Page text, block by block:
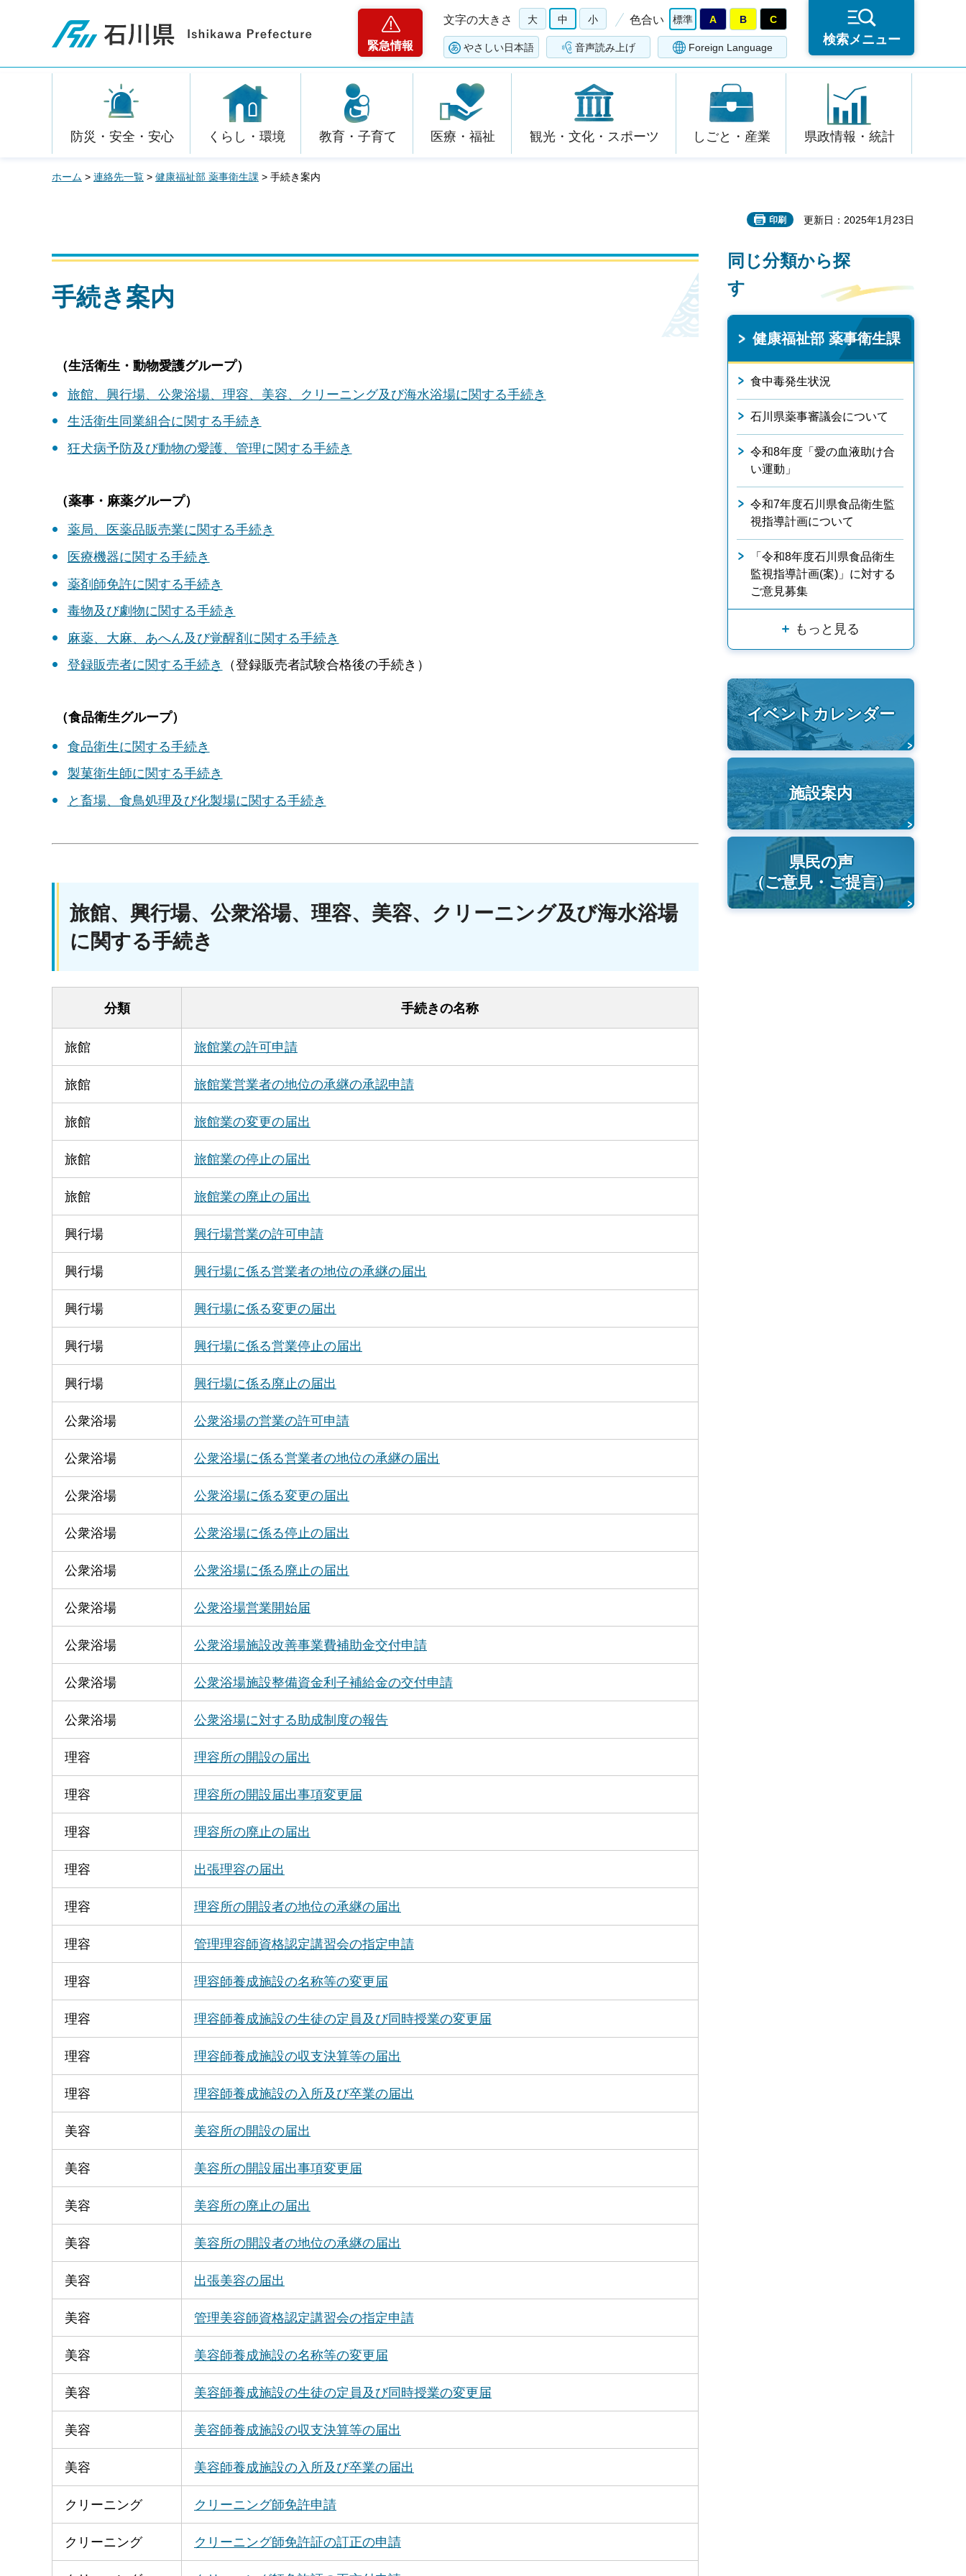
石川県
緊急情報
文字の大きさ 大 中 小 色合い 標準 A B C
やさしい日本語 音声読み上げ Foreign Language
検索メニュー
防災・安全・安心 くらし・環境 教育・子育て 医療・福祉 観光・文化・スポーツ しごと・産業 県政情報・統計
ホーム > 連絡先一覧 > 健康福祉部 薬事衛生課 > 手続き案内
印刷 更新日：2025年1月23日
手続き案内
（生活衛生・動物愛護グループ）
旅館、興行場、公衆浴場、理容、美容、クリーニング及び海水浴場に関する手続き
生活衛生同業組合に関する手続き
狂犬病予防及び動物の愛護、管理に関する手続き
（薬事・麻薬グループ）
薬局、医薬品販売業に関する手続き
医療機器に関する手続き
薬剤師免許に関する手続き
毒物及び劇物に関する手続き
麻薬、大麻、あへん及び覚醒剤に関する手続き
登録販売者に関する手続き
（登録販売者試験合格後の手続き）
（食品衛生グループ）
食品衛生に関する手続き
製菓衛生師に関する手続き
と畜場、食鳥処理及び化製場に関する手続き
旅館、興行場、公衆浴場、理容、美容、クリーニング及び海水浴場
に関する手続き
分類 手続きの名称
旅館 旅館業の許可申請
旅館 旅館業営業者の地位の承継の承認申請
旅館 旅館業の変更の届出
旅館 旅館業の停止の届出
旅館 旅館業の廃止の届出
興行場 興行場営業の許可申請
興行場 興行場に係る営業者の地位の承継の届出
興行場 興行場に係る変更の届出
興行場 興行場に係る営業停止の届出
興行場 興行場に係る廃止の届出
公衆浴場 公衆浴場の営業の許可申請
公衆浴場 公衆浴場に係る営業者の地位の承継の届出
公衆浴場 公衆浴場に係る変更の届出
公衆浴場 公衆浴場に係る停止の届出
公衆浴場 公衆浴場に係る廃止の届出
公衆浴場 公衆浴場営業開始届
公衆浴場 公衆浴場施設改善事業費補助金交付申請
公衆浴場 公衆浴場施設整備資金利子補給金の交付申請
公衆浴場 公衆浴場に対する助成制度の報告
理容 理容所の開設の届出
理容 理容所の開設届出事項変更届
理容 理容所の廃止の届出
理容 出張理容の届出
理容 理容所の開設者の地位の承継の届出
理容 管理理容師資格認定講習会の指定申請
理容 理容師養成施設の名称等の変更届
理容 理容師養成施設の生徒の定員及び同時授業の変更届
理容 理容師養成施設の収支決算等の届出
理容 理容師養成施設の入所及び卒業の届出
美容 美容所の開設の届出
美容 美容所の開設届出事項変更届
美容 美容所の廃止の届出
美容 美容所の開設者の地位の承継の届出
美容 出張美容の届出
美容 管理美容師資格認定講習会の指定申請
美容 美容師養成施設の名称等の変更届
美容 美容師養成施設の生徒の定員及び同時授業の変更届
美容 美容師養成施設の収支決算等の届出
美容 美容師養成施設の入所及び卒業の届出
クリーニング クリーニング師免許申請
クリーニング クリーニング師免許証の訂正の申請
同じ分類から探
す
健康福祉部 薬事衛生課
食中毒発生状況
石川県薬事審議会について
令和8年度「愛の血液助け合
い運動」
令和7年度石川県食品衛生監
視指導計画について
「令和8年度石川県食品衛生
監視指導計画(案)」に対する
ご意見募集
もっと見る
イベントカレンダー
施設案内
県民の声
（ご意見・ご提言）